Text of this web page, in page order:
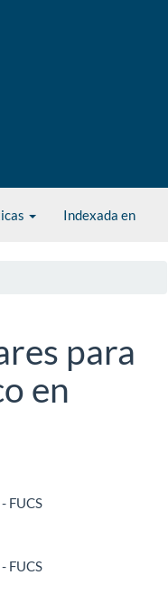
Indexada en
para
en
FUCS
FUCS